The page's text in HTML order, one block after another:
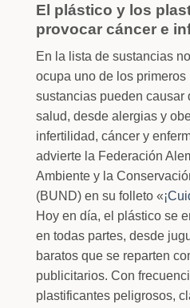
El plástico y los
provocar cáncer e
En la lista de sustancias
ocupa uno de los
sustancias pueden causar
salud, desde alergias y
infertilidad, cáncer y
advierte la Federación
Ambiente y la
(BUND) en su folleto «
Hoy en día, el plástico se
en todas partes, desde
baratos que se reparten
publicitarios. Con
plastificantes peligrosos,